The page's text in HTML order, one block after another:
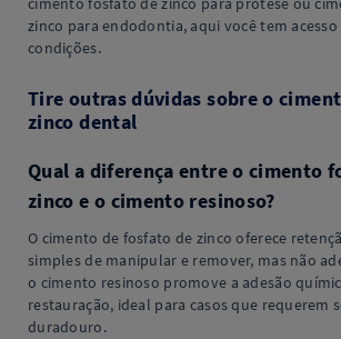
zinco para endodontia, aqui você tem
condições.
Tire outras dúvidas sobre o
zinco dental
Qual a diferença entre o cimento
zinco e o cimento resinoso?
O cimento de fosfato de zinco oferece
simples de manipular e remover, mas não
o cimento resinoso promove a adesão
restauração, ideal para casos que requerem
duradouro.